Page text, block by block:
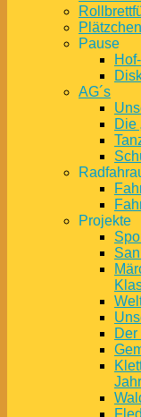
Pause
AG´s
Die
Projekte